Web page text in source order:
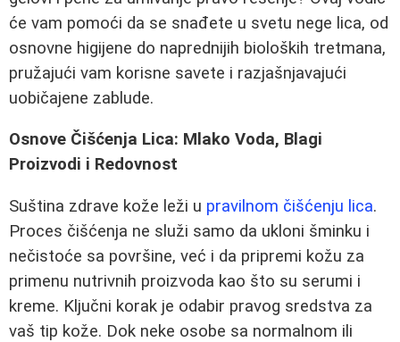
će vam pomoći da se snađete u svetu nege lica, od
osnovne higijene do naprednijih bioloških tretmana,
pružajući vam korisne savete i razjašnjavajući
uobičajene zablude.
Osnove Čišćenja Lica: Mlako Voda, Blagi
Proizvodi i Redovnost
Suština zdrave kože leži u pravilnom čišćenju lica.
Proces čišćenja ne služi samo da ukloni šminku i
nečistoće sa površine, već i da pripremi kožu za
primenu nutrivnih proizvoda kao što su serumi i
kreme. Ključni korak je odabir pravog sredstva za
vaš tip kože. Dok neke osobe sa normalnom ili